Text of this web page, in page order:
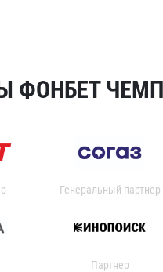
ФОНБЕТ
Генеральный партнер
Партнер